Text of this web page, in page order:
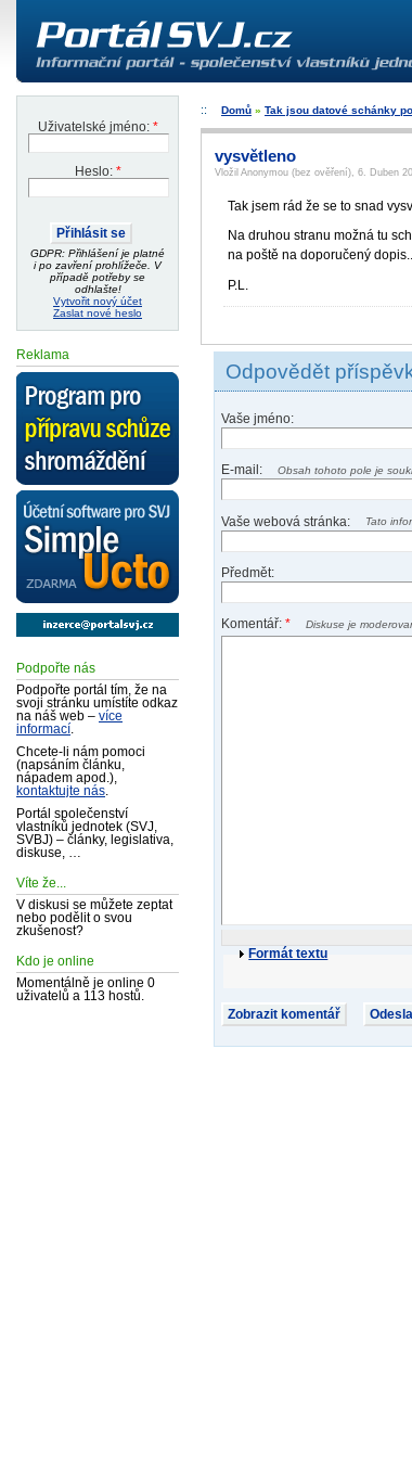
Uživatelské jméno: *
Heslo: *
GDPR: Přihlášení je platné
i po zavření prohlížeče. V
případě potřeby se
odhlašte!
Vytvořit nový účet
Zaslat nové heslo
Reklama
Podpořte nás
Podpořte portál tím, že na
svoji stránku umístíte odkaz
na náš web – více
informací
Chcete-li nám pomoci
(napsáním článku,
nápadem apod.),
kontaktujte nás
Portál společenství
vlastníků jednotek (SVJ,
SVBJ) – články, legislativa,
diskuse, …
Víte že...
V diskusi se můžete zeptat
nebo podělit o svou
zkušenost?
Kdo je online
Momentálně je online 0
uživatelů a 113 hostů.
Domů » Tak jsou datové schánky
vysvětleno
Vložil Anonymou (bez ověření), 6. Duben
Tak jsem rád že se to snad
Na druhou stranu možná tu
na poště na doporučený
P.L.
Odpovědět
Vaše jméno:
E-mail: Obsah tohoto pole je
Vaše webová stránka: Tato
Předmět:
Komentář:* Diskuse je
Formát textu